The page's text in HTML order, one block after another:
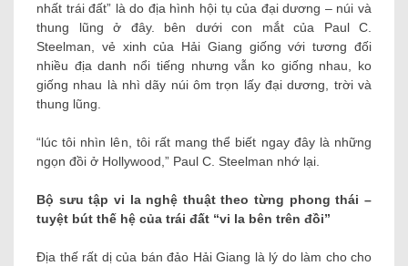
nhất trái đất” là do địa hình hội tụ của đại dương – núi và
thung lũng ở đây. bên dưới con mắt của Paul C.
Steelman, vẻ xinh của Hải Giang giống với tương đối
nhiều địa danh nổi tiếng nhưng vẫn ko giống nhau, ko
giống nhau là nhì dãy núi ôm trọn lấy đại dương, trời và
thung lũng.
“lúc tôi nhìn lên, tôi rất mang thể biết ngay đây là những
ngọn đồi ở Hollywood,” Paul C. Steelman nhớ lại.
Bộ sưu tập vi la nghệ thuật theo từng phong thái –
tuyệt bút thế hệ của trái đất “vi la bên trên đồi”
Địa thế rất dị của bán đảo Hải Giang là lý do làm cho cho